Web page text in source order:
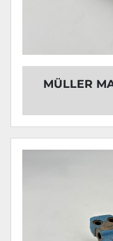
MÜLLER